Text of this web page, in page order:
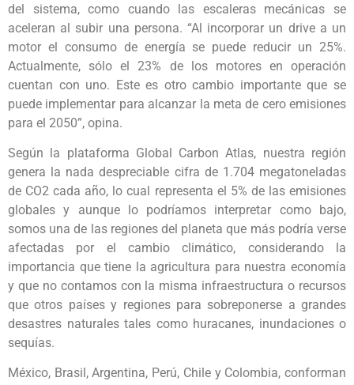
del sistema, como cuando las escaleras mecánicas se
aceleran al subir una persona. “Al incorporar un drive a un
motor el consumo de energía se puede reducir un 25%.
Actualmente, sólo el 23% de los motores en operación
cuentan con uno. Este es otro cambio importante que se
puede implementar para alcanzar la meta de cero emisiones
para el 2050”, opina.
Según la plataforma Global Carbon Atlas, nuestra región
genera la nada despreciable cifra de 1.704 megatoneladas
de CO2 cada año, lo cual representa el 5% de las emisiones
globales y aunque lo podríamos interpretar como bajo,
somos una de las regiones del planeta que más podría verse
afectadas por el cambio climático, considerando la
importancia que tiene la agricultura para nuestra economía
y que no contamos con la misma infraestructura o recursos
que otros países y regiones para sobreponerse a grandes
desastres naturales tales como huracanes, inundaciones o
sequías.
México, Brasil, Argentina, Perú, Chile y Colombia, conforman